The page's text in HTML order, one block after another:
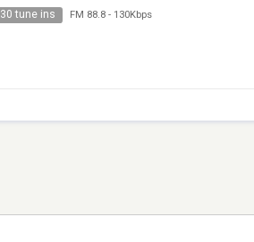
30 tune ins FM 88.8- 130Kbps